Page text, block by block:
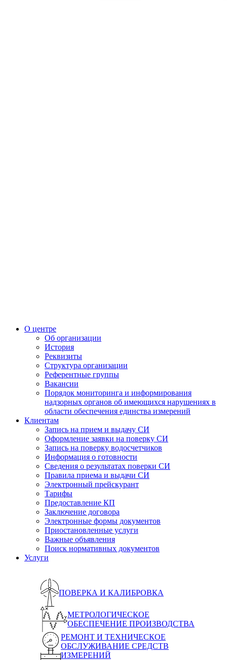
О центре
Об организации
История
Реквизиты
Структура организации
Референтные группы
Вакансии
Порядок мониторинга и информирования
надзорных органов об имеющихся нарушениях в
области обеспечения единства измерений
Клиентам
Запись на прием и выдачу СИ
Оформление заявки на поверку СИ
Запись на поверку водосчетчиков
Информация о готовности
Сведения о результатах поверки СИ
Правила приема и выдачи СИ
Электронный прейскурант
Тарифы
Предоставление КП
Заключение договора
Электронные формы документов
Приостановленные услуги
Важные объявления
Поиск нормативных документов
Услуги
ПОВЕРКА И КАЛИБРОВКА
МЕТРОЛОГИЧЕСКОЕ
ОБЕСПЕЧЕНИЕ ПРОИЗВОДСТВА
РЕМОНТ И ТЕХНИЧЕСКОЕ
ОБСЛУЖИВАНИЕ СРЕДСТВ
ИЗМЕРЕНИЙ